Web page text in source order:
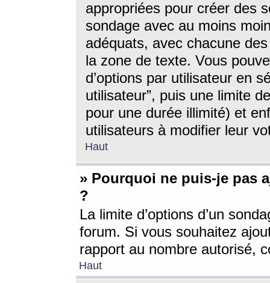
appropriées pour créer des
sondage avec au moins
adéquats, avec chacune
la zone de texte. Vous
d’options par utilisateur en
utilisateur”, puis une limite
pour une durée illimité) et
utilisateurs à modifier leur
Haut
» Pourquoi ne puis-je pas
?
La limite d’options d’un
forum. Si vous souhaitez
rapport au nombre autorisé,
Haut